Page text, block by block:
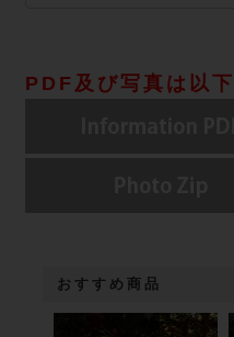
PDF及び写真は以
おすすめ商品